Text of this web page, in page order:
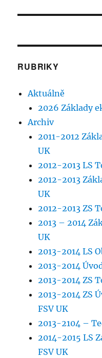
RUBRIKY
Aktuálně
2026 Základy
Archiv
2011-2012
UK
2012-2013 LS
2012-2013
UK
2012-2013 ZS
2013 – 2014
UK
2013-2014 LS
2013-2014
2013-2014 ZS
2013-2014 ZS
FSV UK
2013-2104 –
2014-2015 LS
FSV UK